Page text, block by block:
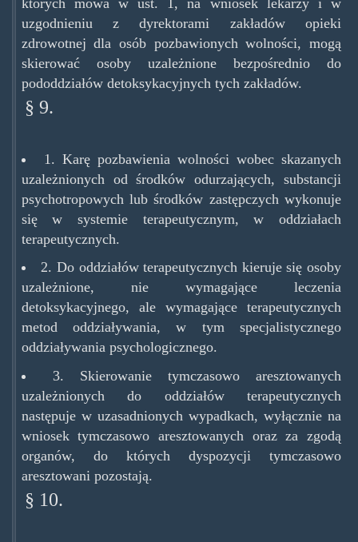
których mowa w ust. 1, na wniosek lekarzy i w
uzgodnieniu z dyrektorami zakładów opieki
zdrowotnej dla osób pozbawionych wolności, mogą
skierować osoby uzależnione bezpośrednio do
pododdziałów detoksykacyjnych tych zakładów.
§ 9.
1. Karę pozbawienia wolności wobec skazanych
uzależnionych od środków odurzających, substancji
psychotropowych lub środków zastępczych wykonuje
się w systemie terapeutycznym, w oddziałach
terapeutycznych.
2. Do oddziałów terapeutycznych kieruje się osoby
uzależnione, nie wymagające leczenia
detoksykacyjnego, ale wymagające terapeutycznych
metod oddziaływania, w tym specjalistycznego
oddziaływania psychologicznego.
3. Skierowanie tymczasowo aresztowanych
uzależnionych do oddziałów terapeutycznych
następuje w uzasadnionych wypadkach, wyłącznie na
wniosek tymczasowo aresztowanych oraz za zgodą
organów, do których dyspozycji tymczasowo
aresztowani pozostają.
§ 10.